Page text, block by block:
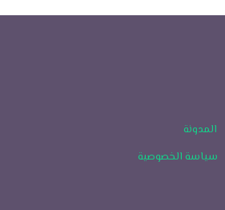
المدونة
سياسة الخصوصية